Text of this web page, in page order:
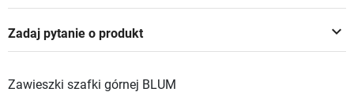
keyboard_arrow_down
Zadaj pytanie o produkt
Zawieszki szafki górnej BLUM